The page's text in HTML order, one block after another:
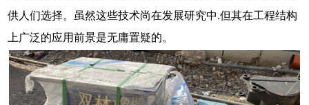
供人们选择。虽然这些技术尚在发展研究中.但其在工程结构
上广泛的应用前景是无庸置疑的。